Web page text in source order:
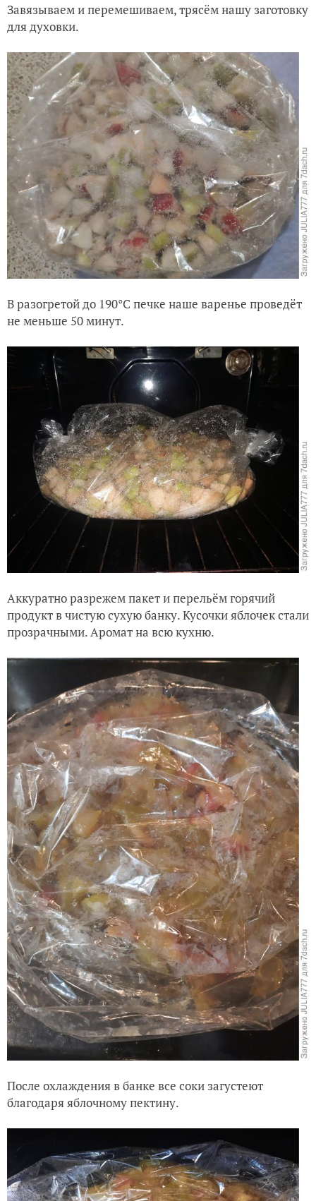
Завязываем и перемешиваем, трясём нашу заготовку
для духовки.
В разогретой до 190°C печке наше варенье проведёт
не меньше 50 минут.
Аккуратно разрежем пакет и перельём горячий
продукт в чистую сухую банку. Кусочки яблочек стали
прозрачными. Аромат на всю кухню.
После охлаждения в банке все соки загустеют
благодаря яблочному пектину.